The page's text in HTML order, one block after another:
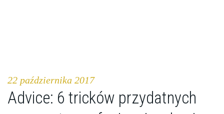
22 października 2017
Advice: 6 tricków przydatnych